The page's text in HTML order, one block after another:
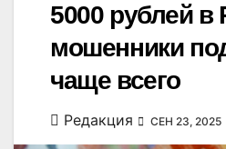
5000 рублей в
мошенники
чаще всего
Редакция СЕН 23, 2025